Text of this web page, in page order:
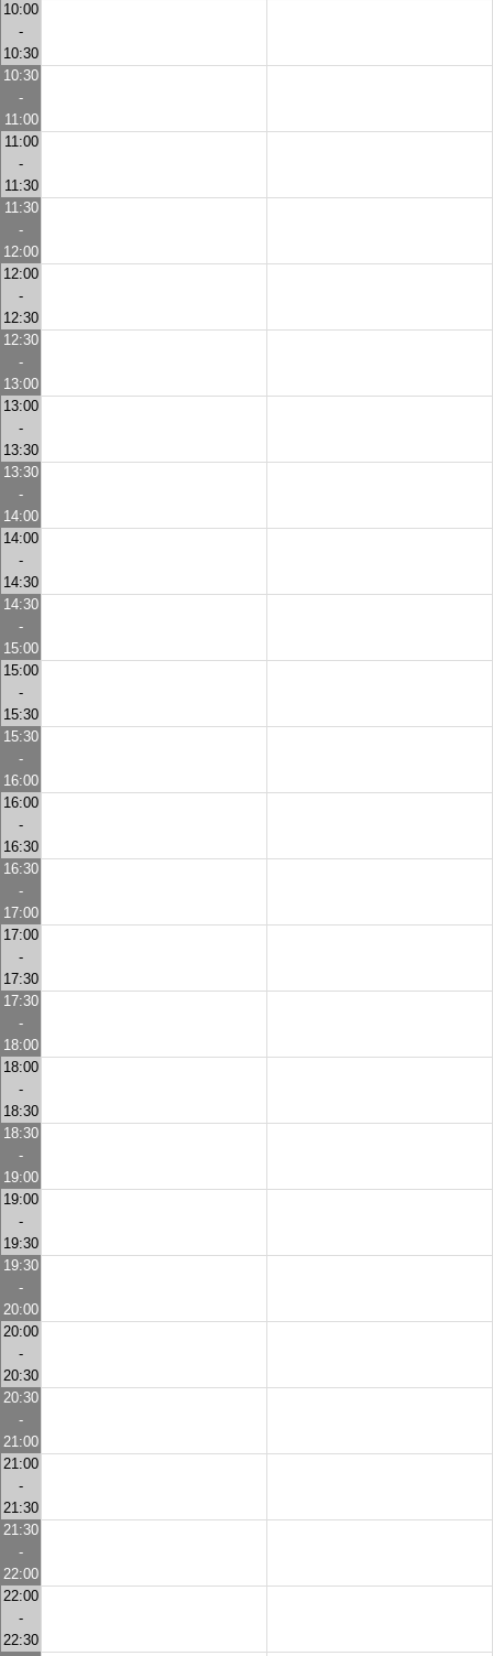
10:00
-
10:30
10:30
-
11:00
11:00
-
11:30
11:30
-
12:00
12:00
-
12:30
12:30
-
13:00
13:00
-
13:30
13:30
-
14:00
14:00
-
14:30
14:30
-
15:00
15:00
-
15:30
15:30
-
16:00
16:00
-
16:30
16:30
-
17:00
17:00
-
17:30
17:30
-
18:00
18:00
-
18:30
18:30
-
19:00
19:00
-
19:30
19:30
-
20:00
20:00
-
20:30
20:30
-
21:00
21:00
-
21:30
21:30
-
22:00
22:00
-
22:30